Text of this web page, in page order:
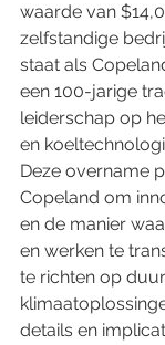
waarde van
zelfstandige
staat als
een 100-jarige
leiderschap op
en
Deze overname
Copeland om
en de manier
en werken te
te richten op
details en